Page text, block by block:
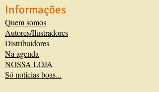
Informações
Quem somos
Autores/Ilustradores
Distribuidores
Na agenda
NOSSA LOJA
Só noticias boas...